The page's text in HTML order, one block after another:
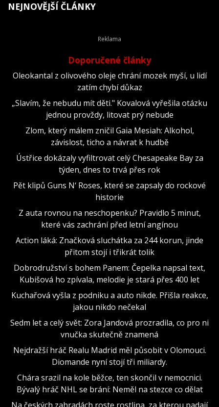
NEJNOVĚJŠÍ ČLÁNKY
Doporučené články
Oleokantal z olivového oleje chrání mozek myší, u lidí
zatím chybí důkaz
„Slavím, že nebudu mít děti." Kovalová vyřešila otázku
jednou provždy, litovat prý nebude
Zlom, který málem zničil Gaia Mesiah: Alkohol,
závislost, ticho a návrat k hudbě
Ústřice dokázaly vyfiltrovat celý Chesapeake Bay za
týden, dnes to trvá přes rok
Pět klipů Guns N‘ Roses, které se zapsaly do rockové
historie
Z auta rovnou na neschopenku? Pravidlo 5 minut,
které vás zachrání před letní angínou
Action láká: Značková sluchátka za 244 korun, jinde
přitom stojí i třikrát tolik
Dobrodružství s bohem Panem: Čepelka napsal text,
Kubišová ho zpívala, melodie je stará přes 400 let
Kuchařová vyšla z podniku a auto nikde. Přišla reakce,
jakou nikdo nečekal
Sedm let a celý svět: Zora Jandová prozradila, co pro ni
vnučka skutečně znamená
Nejdražší hráč Realu Madrid měl působit v Olomouci.
Diomande nyní stojí tři miliardy.
Chára srazil na kole běžce, ten skončil v nemocnici.
Bývalý hráč NHL se brání: Neměl na stezce co dělat